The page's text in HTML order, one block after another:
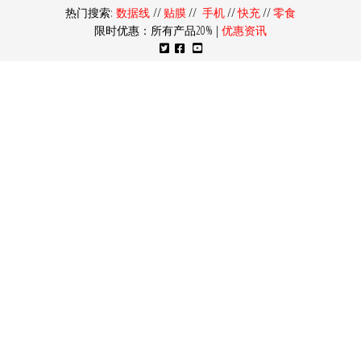
热门搜索: 数据线 // 贴膜// 手机//快充//零食
限时优惠：所有产品20% | 优惠资讯